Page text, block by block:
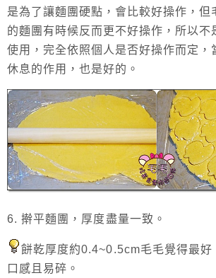
是為了讓麵團硬點，會比較好操作，但
的麵團有時候反而更不好操作，所以不
使用，完全依照個人是否好操作而定，
休息的作用，也是好的。
6. 擀平麵團，厚度盡量一致。
餅乾厚度約0.4~0.5cm毛毛覺得最好
口感且易碎。